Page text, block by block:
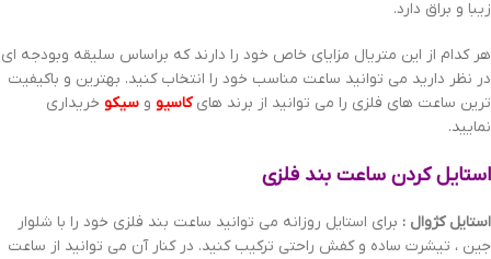
زیبا و براق دارد.
هر کدام از این متریال مزایای خاص خود را دارند که براساس سلیقه وبودجه ای
در نظر دارید می توانید ساعت مناسب خود را انتخاب کنید. بهترین و باکیفیت
ترین ساعت های فلزی را می توانید از برند هایکاسیو و سیکو خریداری
نمایید.
استایل کردن ساعت بند فلزی
استایل کژوال : برای استایل روزانه می توانید ساعت بند فلزی خود را با شلوار
جین ، تیشرت ساده و کفش راحتی ترکیب کنید. در کنار آن می توانید از ساعت